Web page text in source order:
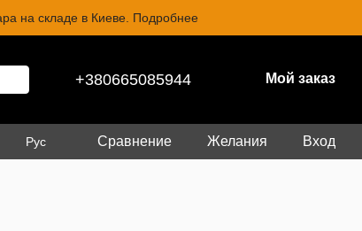
на складе в Киеве. Подробнее
+380665085944 Мой заказ
Рус Сравнение Желания Вход